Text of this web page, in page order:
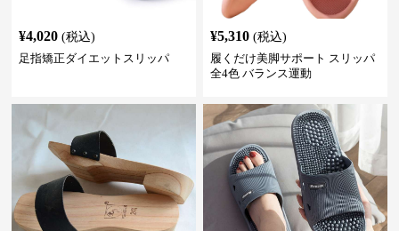
¥4,020 (税込)
足指矯正ダイエットスリッパ
¥5,310 (税込)
履くだけ美脚サポート スリッパ
全4色 バランス運動